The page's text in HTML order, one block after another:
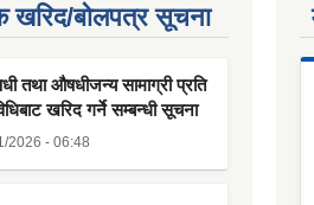
खरिद/बोलपत्र सूचना
तथा औषधीजन्य सामाग्री प्रति
खरिद गर्ने सम्बन्धी सूचना
2026 - 06:48